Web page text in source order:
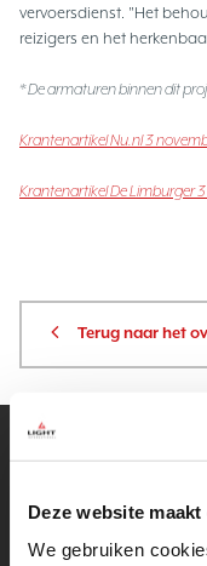
Deze website
We gebruiken
vervoersdienst. "Het
reizigers en het
* De armaturen binnen dit
Krantenartikel Nu.nl 3
Krantenartikel De Limburger
Terug naar het
Direct
Heeft u een vraag